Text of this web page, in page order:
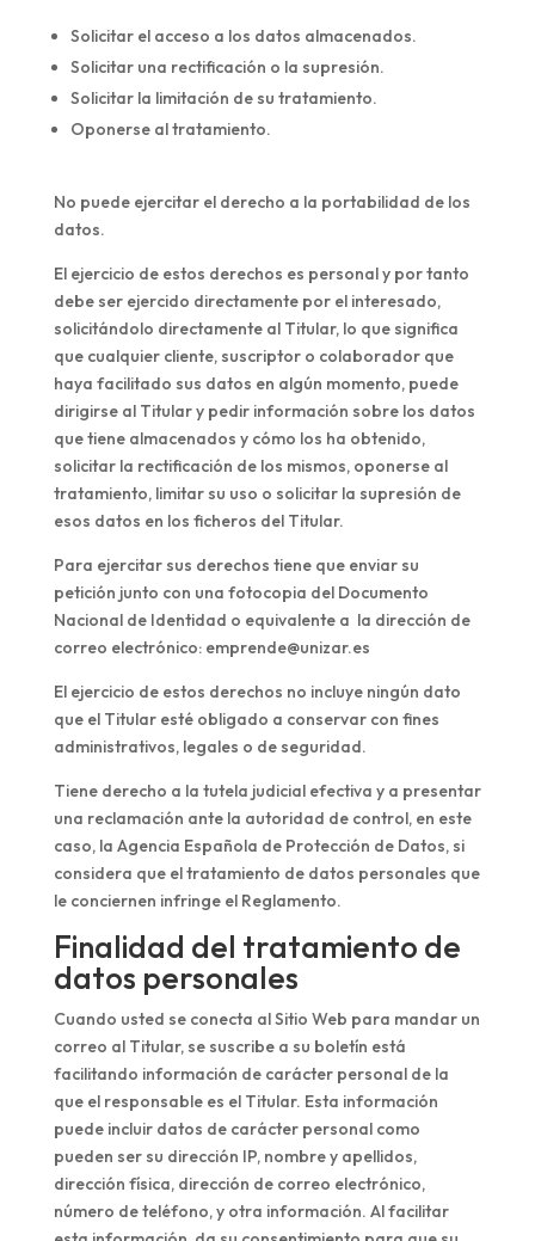
Solicitar el acceso a los datos almacenados.
Solicitar una rectificación o la supresión.
Solicitar la limitación de su tratamiento.
Oponerse al tratamiento.
No puede ejercitar el derecho a la portabilidad de los
datos.
El ejercicio de estos derechos es personal y por tanto
debe ser ejercido directamente por el interesado,
solicitándolo directamente al Titular, lo que significa
que cualquier cliente, suscriptor o colaborador que
haya facilitado sus datos en algún momento, puede
dirigirse al Titular y pedir información sobre los datos
que tiene almacenados y cómo los ha obtenido,
solicitar la rectificación de los mismos, oponerse al
tratamiento, limitar su uso o solicitar la supresión de
esos datos en los ficheros del Titular.
Para ejercitar sus derechos tiene que enviar su
petición junto con una fotocopia del Documento
Nacional de Identidad o equivalente a la dirección de
correo electrónico: emprende@unizar.es
El ejercicio de estos derechos no incluye ningún dato
que el Titular esté obligado a conservar con fines
administrativos, legales o de seguridad.
Tiene derecho a la tutela judicial efectiva y a presentar
una reclamación ante la autoridad de control, en este
caso, la Agencia Española de Protección de Datos, si
considera que el tratamiento de datos personales que
le conciernen infringe el Reglamento.
Finalidad del tratamiento de
datos personales
Cuando usted se conecta al Sitio Web para mandar un
correo al Titular, se suscribe a su boletín está
facilitando información de carácter personal de la
que el responsable es el Titular. Esta información
puede incluir datos de carácter personal como
pueden ser su dirección IP, nombre y apellidos,
dirección física, dirección de correo electrónico,
número de teléfono, y otra información. Al facilitar